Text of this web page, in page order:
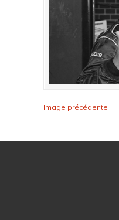
Image précédente